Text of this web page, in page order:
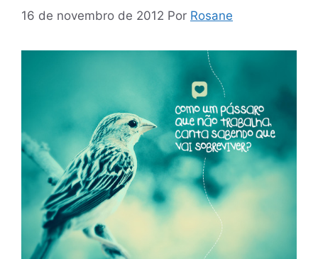
16 de novembro de 2012 Por Rosane